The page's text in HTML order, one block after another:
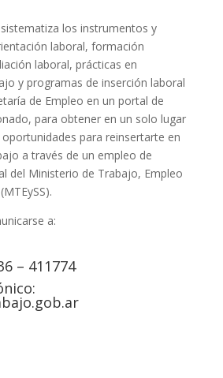
los instrumentos y
laboral, formación
laboral, prácticas en
y programas de inserción laboral
de Empleo en un portal de
para obtener en un solo lugar
para reinsertarte en
a través de un empleo de
del Ministerio de Trabajo, Empleo
a:
– 411774